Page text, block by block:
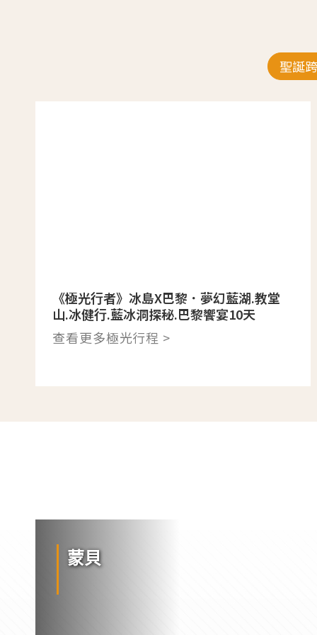
聖誕
《極光行者》冰島X巴黎．夢幻藍湖.教堂
山.冰健行.藍冰洞探秘.巴黎饗宴10天
查看更多極光行程 >
蒙貝